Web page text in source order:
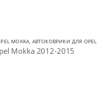
MOKKA, АВТОКОВРИКИ ДЛЯ OPEL
Mokka 2012-2015